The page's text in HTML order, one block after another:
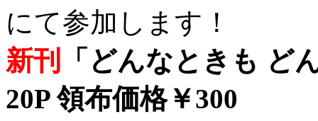
にて参加します！
新刊
「どんなときも ど
20P 領布価格￥300